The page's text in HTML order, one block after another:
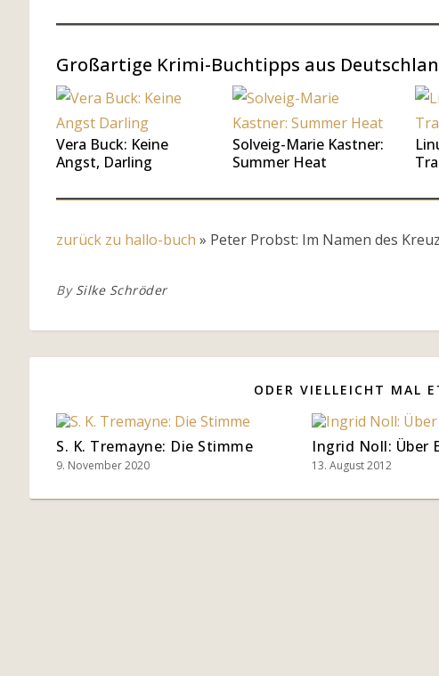
Großartige Krimi-Buchtipps aus
Vera Buck: Keine
Angst, Darling
Solveig-Marie Kastner:
Summer Heat
zurück zu hallo-buch » Peter Probst: Im Namen des
By Silke Schröder
ODER VIELLEICHT MAL
S. K. Tremayne: Die Stimme
9. November 2020
Ingrid Noll: Über
13. August 2012